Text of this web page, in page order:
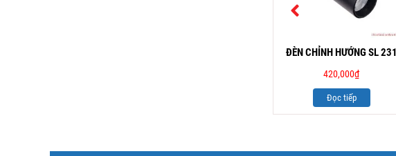
ĐÈN CHỈNH HƯỚNG SL 231
420,000₫
Đọc tiếp